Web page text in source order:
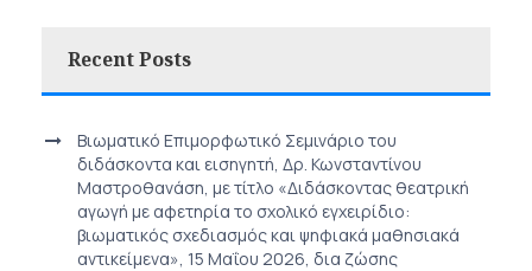
Recent Posts
Βιωματικό Επιμορφωτικό Σεμινάριο του
διδάσκοντα και εισηγητή, Δρ. Κωνσταντίνου
Μαστροθανάση, με τίτλο «Διδάσκοντας θεατρική
αγωγή με αφετηρία το σχολικό εγχειρίδιο:
βιωματικός σχεδιασμός και ψηφιακά μαθησιακά
αντικείμενα», 15 Μαΐου 2026, δια ζώσης